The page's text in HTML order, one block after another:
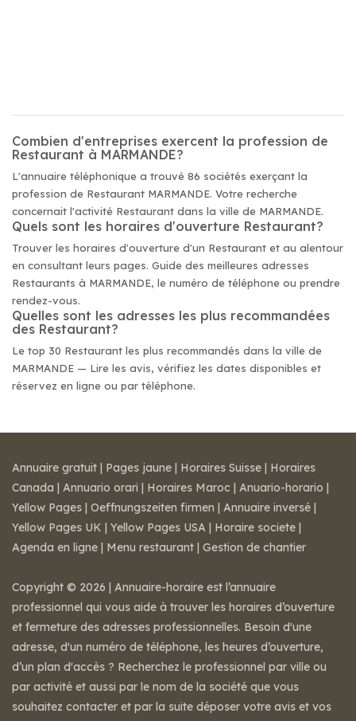
Combien d'entreprises exercent la profession de
Restaurant à MARMANDE?
L'annuaire téléphonique a trouvé 86 sociétés exerçant la
profession de Restaurant MARMANDE. Votre recherche
concernait l'activité Restaurant dans la ville de MARMANDE.
Quels sont les horaires d'ouverture Restaurant?
Trouver les horaires d'ouverture d'un Restaurant et au alentour
en consultant leurs pages. Guide des meilleures adresses
Restaurants à MARMANDE, le numéro de téléphone ou prendre
rendez-vous.
Quelles sont les adresses les plus recommandées
des Restaurant?
Le top 30 Restaurant les plus recommandés dans la ville de
MARMANDE — Lire les avis, vérifiez les dates disponibles et
réservez en ligne ou par téléphone.
Annuaire gratuit | Pages jaune | Horaires Suisse | Horaires
Canada | Annuario orari | Horaires Maroc | Anuario-horario |
Yellow Pages | Oeffnungszeiten firmen | Annuaire inversé |
Yellow Pages UK | Yellow Pages USA | Horaire societe |
Agenda en ligne | Menu restaurant | Gestion de chantier
Copyright © 2026 | Annuaire-horaire est l’annuaire
professionnel qui vous aide à trouver les horaires d’ouverture
et fermeture des adresses professionnelles. Besoin d'une
adresse, d'un numéro de téléphone, les heures d’ouverture,
d’un plan d'accès ? Recherchez le professionnel par ville ou
par activité et aussi par le nom de la société que vous
souhaitez contacter et par la suite déposer votre avis et vos